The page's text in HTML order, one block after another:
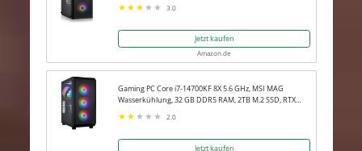
3.0
Jetzt kaufen
Amazon.de
Gaming PC Core i7-14700KF 8X 5.6 GHz, MSI MAG
Wasserkühlung, 32 GB DDR5 RAM, 2TB M.2 SSD, RTX
5080 16GB, Win 11 Pro
2.0
Jetzt kaufen